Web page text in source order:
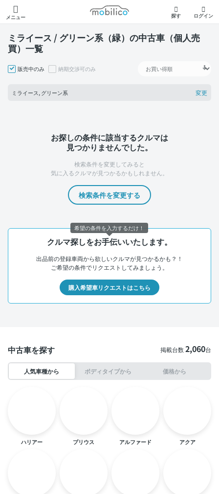
メニュー
モビリコ
探す ログイン
ミライース / グリーン系（緑）の中古車（個人売
買）一覧
販売中のみ 納期交渉可のみ
ミライース, グリーン系 変更
お探しの条件に該当するクルマは
見つかりませんでした。
検索条件を変更してみると
気に入るクルマが見つかるかもしれません。
検索条件を変更する
クルマ探しをお手伝いいたします。
出品前の登録車両から欲しいクルマが見つかるかも？！
ご希望の条件でリクエストしてみましょう。
購入希望車リクエストはこちら
中古車を探す 掲載台数2,060台
人気車種から ボディタイプから 価格から
ハリアー プリウス アルファード アクア
希望の条件を入力するだけ！